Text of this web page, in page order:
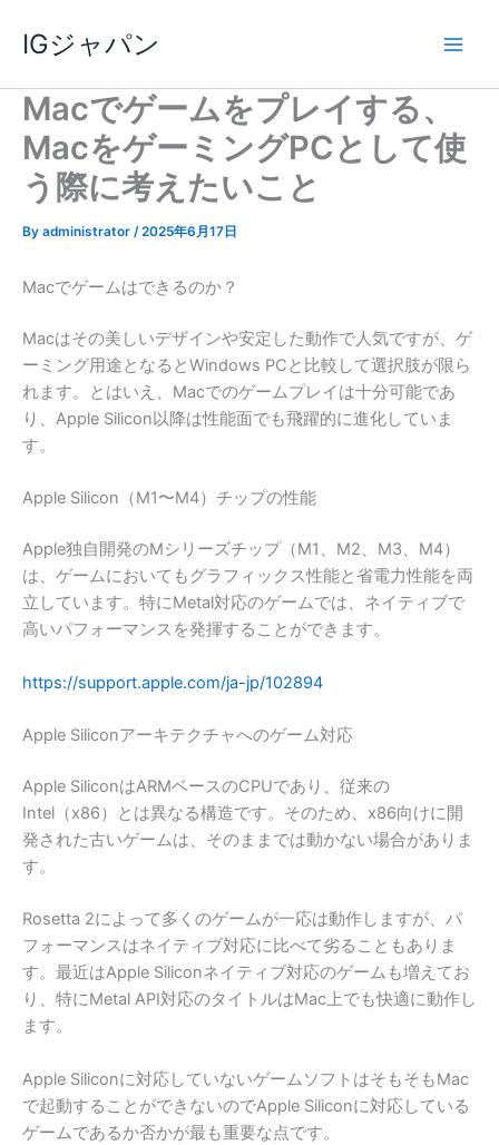
ス
IGジャパン
Macでゲームをプレイする、
MacをゲーミングPCとして使
う際に考えたいこと
By administrator /2025年6月17日
Macでゲームはできるのか？
Macはその美しいデザインや安定した動作で人気ですが、ゲ
ーミング用途となるとWindows PCと比較して選択肢が限ら
れます。とはいえ、Macでのゲームプレイは十分可能であ
り、Apple Silicon以降は性能面でも飛躍的に進化していま
す。
Apple Silicon（M1〜M4）チップの性能
Apple独自開発のMシリーズチップ（M1、M2、M3、M4）
は、ゲームにおいてもグラフィックス性能と省電力性能を両
立しています。特にMetal対応のゲームでは、ネイティブで
高いパフォーマンスを発揮することができます。
https://support.apple.com/ja-jp/102894
Apple Siliconアーキテクチャへのゲーム対応
Apple SiliconはARMベースのCPUであり、従来の
Intel（x86）とは異なる構造です。そのため、x86向けに開
発された古いゲームは、そのままでは動かない場合がありま
す。
Rosetta 2によって多くのゲームが一応は動作しますが、パ
フォーマンスはネイティブ対応に比べて劣ることもありま
す。最近はApple Siliconネイティブ対応のゲームも増えてお
り、特にMetal API対応のタイトルはMac上でも快適に動作し
ます。
Apple Siliconに対応していないゲームソフトはそもそもMac
で起動することができないのでApple Siliconに対応している
ゲームであるか否かが最も重要な点です。